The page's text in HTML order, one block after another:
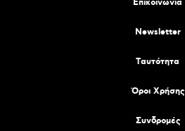
Επικοινωνία
Newsletter
Tαυτότητα
Όροι Χρήσης
Συνδρομές